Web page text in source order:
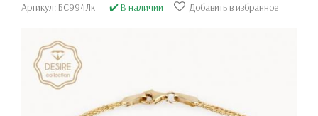
Артикул: БС994Лк ✔️ В наличии Добавить в избранное